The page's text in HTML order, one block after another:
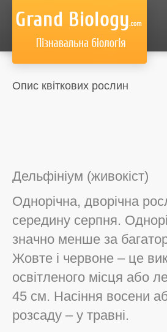
Опис квіткових рослин
Дельфініум (живокіст)
Однорічна, дворічна
середину серпня.
значно менше за
Жовте і червоне – це
освітленого місця або
45 см. Насіння восени
розсаду – у травні.